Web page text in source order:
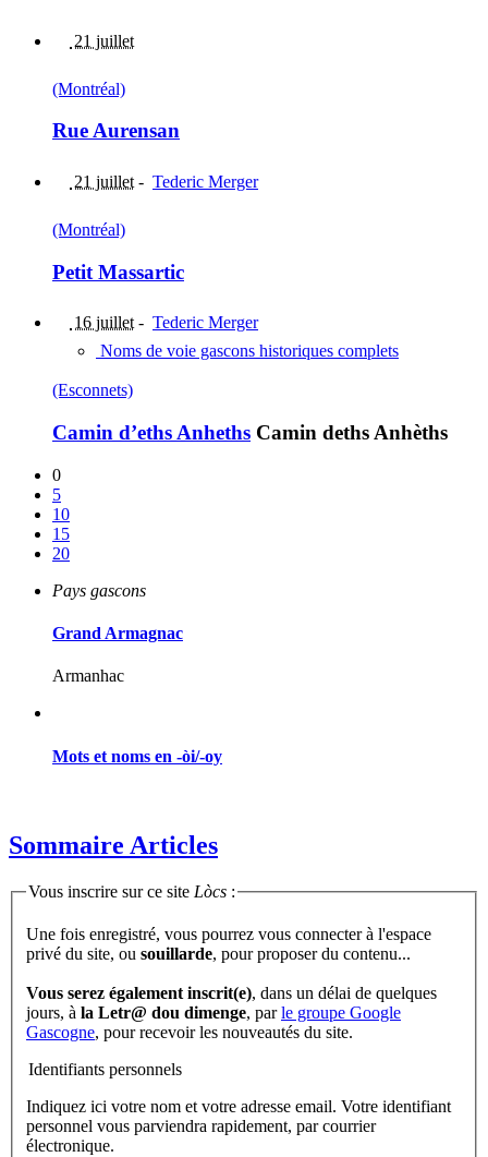
21 juillet
(Montréal)
Rue Aurensan
21 juillet - Tederic Merger
(Montréal)
Petit Massartic
16 juillet - Tederic Merger
Noms de voie gascons historiques complets
(Esconnets)
Camin d’eths Anheths Camin deths Anhèths
0
5
10
15
20
Pays gascons
Grand Armagnac
Armanhac
Mots et noms en -òi/-oy
Sommaire Articles
Vous inscrire sur ce site Lòcs :
Une fois enregistré, vous pourrez vous connecter à l'espace
privé du site, ou souillarde , pour proposer du contenu...
Vous serez également inscrit(e), dans un délai de quelques
jours, à la Letr@ dou dimenge, parle groupe Google
Gascogne, pour recevoir les nouveautés du site.
Identifiants personnels
Indiquez ici votre nom et votre adresse email. Votre identifiant
personnel vous parviendra rapidement, par courrier
électronique.